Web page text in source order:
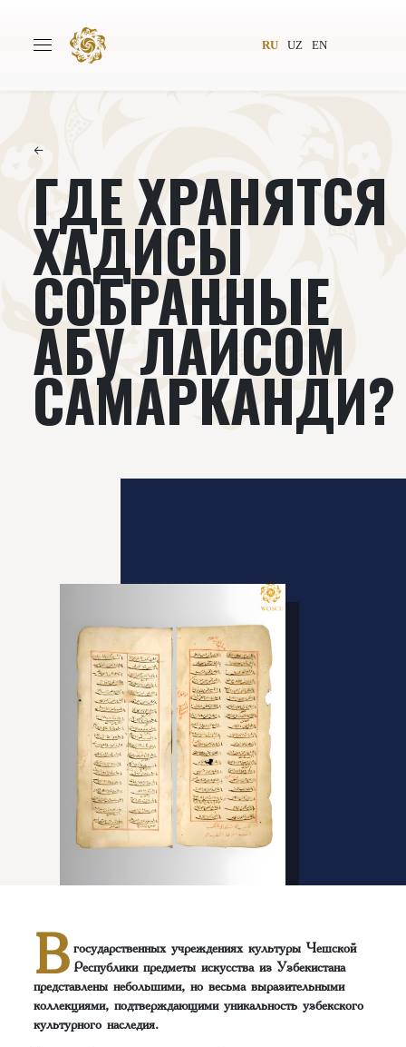
RU UZ EN
Авторы Всемирное общество
Издательство
Проекты
Книги Видеолекторий
←
ГДЕ ХРАНЯТСЯ
ХАДИСЫ
СОБРАННЫЕ
АБУ ЛАЙСОМ
САМАРКАНДИ?
В государственных учреждениях культуры Чешской
Республики предметы искусства из Узбекистана
представлены небольшими, но весьма выразительными
коллекциями, подтверждающими уникальность узбекского
культурного наследия.